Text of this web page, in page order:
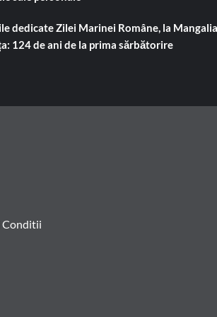
dedicate Zilei Marinei Române, la
124 de ani de la prima sărbătorire
Conditii